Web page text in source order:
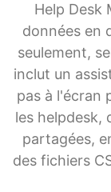
Help Desk
données en
seulement,
inclut un
pas à l'écran
les helpdesk,
partagées,
des fichiers